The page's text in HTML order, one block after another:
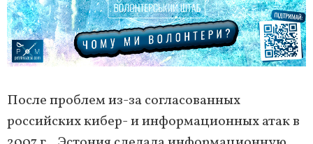
После проблем из-за согласованных
российских кибер- и информационных атак в